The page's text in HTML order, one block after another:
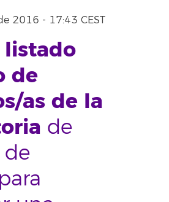
2016 - 17:43 CEST
listado
de
as de la
de
de